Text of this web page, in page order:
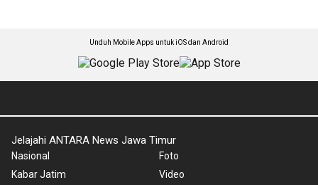
Unduh Mobile Apps untuk iOS dan Android
Jelajahi ANTARA News Jawa Timur
Nasional
Kabar Jatim
Foto
Video